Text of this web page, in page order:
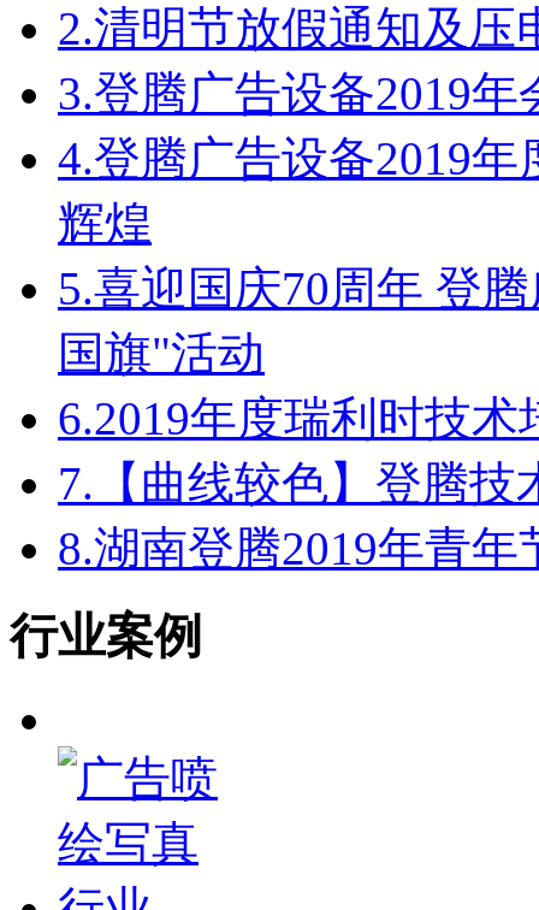
2.清明节放假通知及压
3.登腾广告设备2019
4.登腾广告设备2019
辉煌
5.喜迎国庆70周年 登
国旗"活动
6.2019年度瑞利时技
7. 【曲线较色】登腾
8.湖南登腾2019年青
行业案例